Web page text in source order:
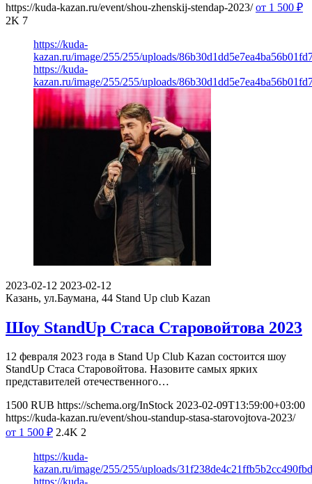
https://kuda-kazan.ru/event/shou-zhenskij-stendap-2023/ от 1 500 ₽
2K 7
https://kuda-
kazan.ru/image/255/255/uploads/
https://kuda-
kazan.ru/image/255/255/uploads/
2023-02-12 2023-02-12
Казань, ул.Баумана, 44 Stand Up club Kazan
Шоу StandUp Стаса Старовойтова 2023
12 февраля 2023 года в Stand Up Club Kazan состоится шоу
StandUp Стаса Старовойтова. Назовите самых ярких
представителей отечественного…
1500 RUB https://schema.org/InStock 2023-02-09T13:59:00+03:00
https://kuda-kazan.ru/event/shou-standup-stasa-starovojtova-2023/
от 1 500 ₽ 2.4K 2
https://kuda-
kazan.ru/image/255/255/uploads/